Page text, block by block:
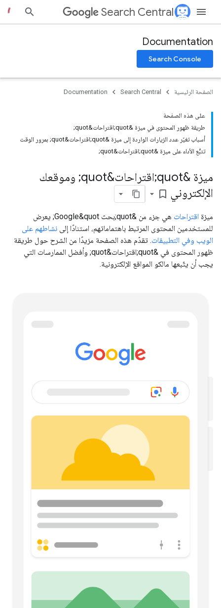
Search Central
Documentation
Search Console
الصفحة الرئيسية Search Central
Documentation
على هذه الصفحة
طريقة ظهور المحتوى في ميزة &quot;اقتراحات&quot;
أسباب تغيّر عدد الزيارات الواردة إلى ميزة &quot;اقتراحات&quot; بمرور الوقت
تتبُّع الأداء على ميزة &quot;اقتراحات&quot;
ميزة &quot;اقتراحات&quot; وموقعك
الإلكتروني bookmark_border
ميزة اقتراحات
هي جزء من &quot;بحث Google&quot; يعرض
للمستخدمين المحتوى المرتبط باهتماماتهم، استنادًا إلى نشاطهم على
الويب وفي التطبيقات. تقدّم هذه الصفحة مزيدًا من الشرح حول طريقة
ظهور المحتوى في &quot;اقتراحات&quot; وأفضل الممارسات التي
يجب أن يتّبعها مالكو المواقع الإلكترونية.